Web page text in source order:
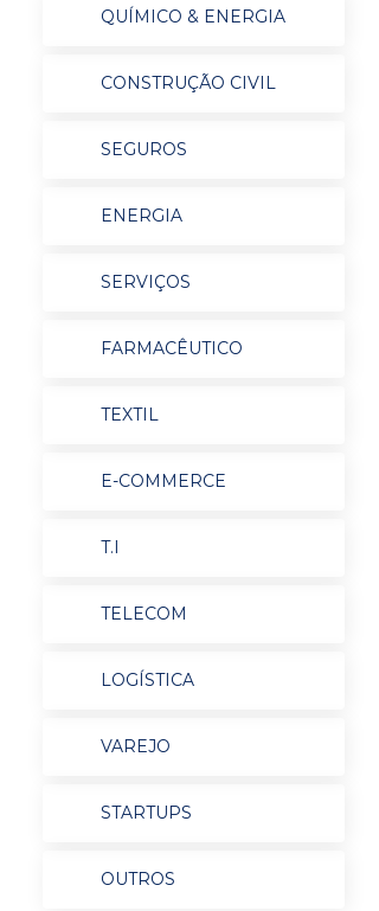
QUÍMICO & ENERGIA
CONSTRUÇÃO CIVIL
SEGUROS
ENERGIA
SERVIÇOS
FARMACÊUTICO
TEXTIL
E-COMMERCE
T.I
TELECOM
LOGÍSTICA
VAREJO
STARTUPS
OUTROS